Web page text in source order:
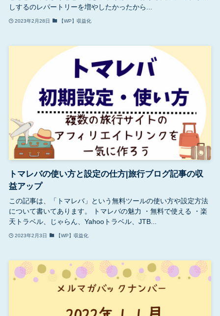
しするのレパートリーを増やしたかったから...
2023年2月28日 【WP】収益化
トマレバの使い方と設定の仕方|旅行ブログ記事の収
益アップ
この記事は、「トマレバ」という無料ツールの使い方や設定方法
について書いてあります。 トマレバの魅力 ・無料で使える ・楽
天トラベル、じゃらん、Yahooトラベル、JTB...
2023年2月3日 【WP】収益化